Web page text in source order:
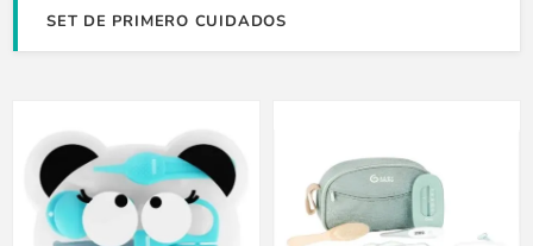
SET DE PRIMERO CUIDADOS